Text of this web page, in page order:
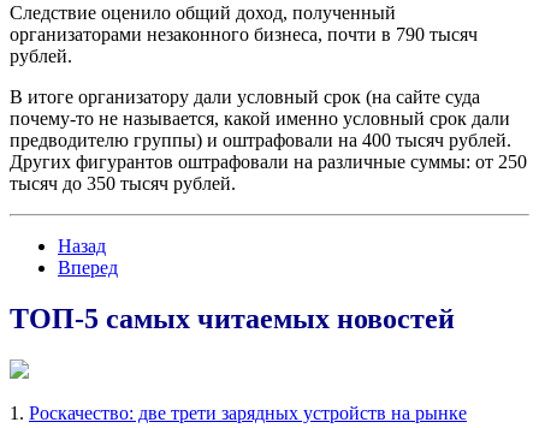
Следствие оценило общий доход, полученный
организаторами незаконного бизнеса, почти в 790 тысяч
рублей.
В итоге организатору дали условный срок (на сайте суда
почему-то не называется, какой именно условный срок дали
предводителю группы) и оштрафовали на 400 тысяч рублей.
Других фигурантов оштрафовали на различные суммы: от 250
тысяч до 350 тысяч рублей.
Назад
Вперед
ТОП-5 самых читаемых новостей
1. Роскачество: две трети зарядных устройств на рынке